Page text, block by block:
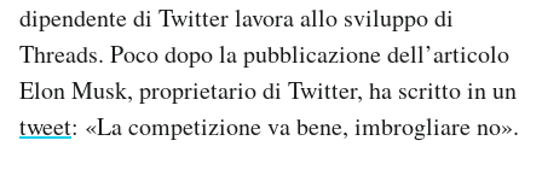
dipendente di Twitter lavora allo sviluppo di
Threads. Poco dopo la pubblicazione dell’articolo
Elon Musk, proprietario di Twitter, ha scritto in un
tweet: «La competizione va bene, imbrogliare no».